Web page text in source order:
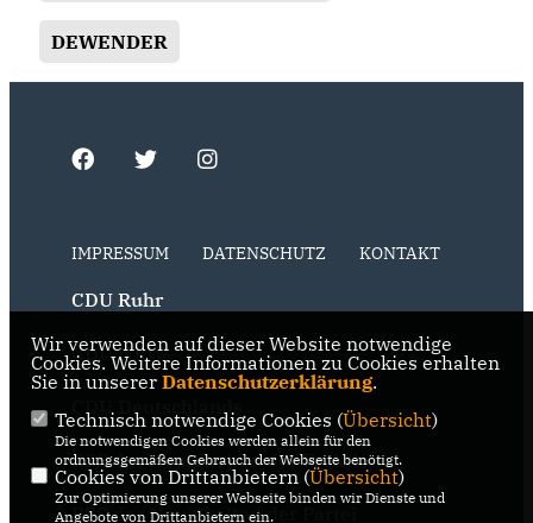
DEWENDER
IMPRESSUM DATENSCHUTZ KONTAKT
CDU Ruhr
CDU NRW
RSS der Neuigkeiten der Fraktion
RSS der Neuigkeiten der Partei
Wir verwenden auf dieser Website notwendige
Cookies. Weitere Informationen zu Cookies erhalten
Sie in unserer Datenschutzerklärung.
Technisch notwendige Cookies (Übersicht)
Die notwendigen Cookies werden allein für den
ordnungsgemäßen Gebrauch der Webseite benötigt.
Cookies von Drittanbietern (Übersicht)
Zur Optimierung unserer Webseite binden wir Dienste und
Angebote von Drittanbietern ein.